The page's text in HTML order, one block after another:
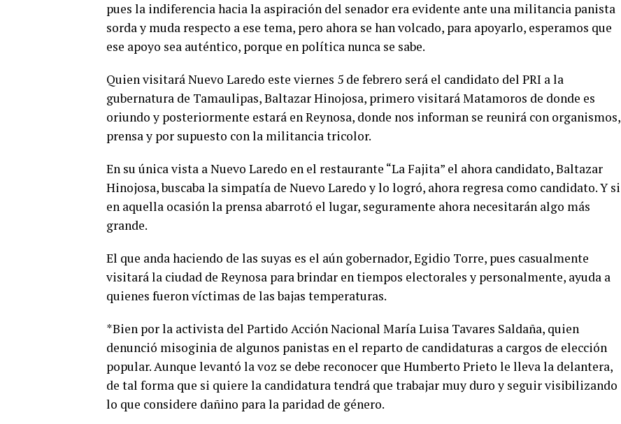
pues la indiferencia hacia la aspiración del senador era evidente ante una militancia panista
sorda y muda respecto a ese tema, pero ahora se han volcado, para apoyarlo, esperamos que
ese apoyo sea auténtico, porque en política nunca se sabe.
Quien visitará Nuevo Laredo este viernes 5 de febrero será el candidato del PRI a la
gubernatura de Tamaulipas, Baltazar Hinojosa, primero visitará Matamoros de donde es
oriundo y posteriormente estará en Reynosa, donde nos informan se reunirá con organismos,
prensa y por supuesto con la militancia tricolor.
En su única vista a Nuevo Laredo en el restaurante “La Fajita” el ahora candidato, Baltazar
Hinojosa, buscaba la simpatía de Nuevo Laredo y lo logró, ahora regresa como candidato. Y si
en aquella ocasión la prensa abarrotó el lugar, seguramente ahora necesitarán algo más
grande.
El que anda haciendo de las suyas es el aún gobernador, Egidio Torre, pues casualmente
visitará la ciudad de Reynosa para brindar en tiempos electorales y personalmente, ayuda a
quienes fueron víctimas de las bajas temperaturas.
*Bien por la activista del Partido Acción Nacional María Luisa Tavares Saldaña, quien
denunció misoginia de algunos panistas en el reparto de candidaturas a cargos de elección
popular. Aunque levantó la voz se debe reconocer que Humberto Prieto le lleva la delantera,
de tal forma que si quiere la candidatura tendrá que trabajar muy duro y seguir visibilizando
lo que considere dañino para la paridad de género.